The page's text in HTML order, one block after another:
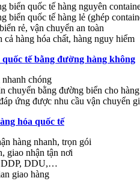
biển quốc tế hàng nguyên
biển quốc tế hàng lẻ (ghép
rẻ, vận chuyển an toàn
cả hàng hóa chất, hàng nguy hiểm
tế bằng đường hàng không
chóng
chuyển bằng đường biển cho
ứng được nhu cầu vận chuyển
hóa quốc tế
hàng nhanh, trọn gói
giao nhận tận nơi
DDP, DDU,…
giao hàng